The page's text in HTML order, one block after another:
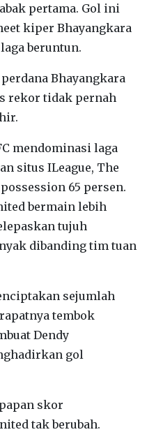
pertama. Gol ini
kiper Bhayangkara
beruntun.
Bhayangkara
rekor tidak pernah
mendominasi laga
situs ILeague, The
65 persen.
bermain lebih
tujuh
dibanding tim tuan
sejumlah
tembok
Dendy
gol
skor
tak berubah.